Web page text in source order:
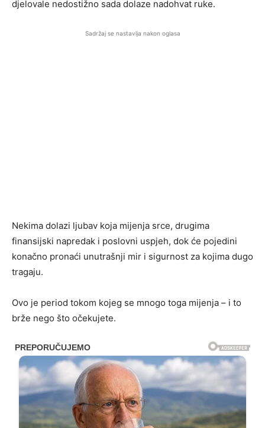
djelovale nedostižno sada dolaze nadohvat ruke.
Sadržaj se nastavlja nakon oglasa
Nekima dolazi ljubav koja mijenja srce, drugima
finansijski napredak i poslovni uspjeh, dok će pojedini
konačno pronaći unutrašnji mir i sigurnost za kojima dugo
tragaju.
Ovo je period tokom kojeg se mnogo toga mijenja – i to
brže nego što očekujete.